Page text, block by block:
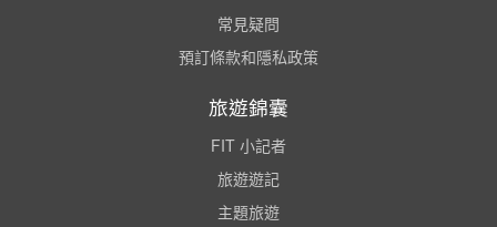
常見疑問
預訂條款和隱私政策
旅遊錦囊
FIT 小記者
旅遊遊記
主題旅遊